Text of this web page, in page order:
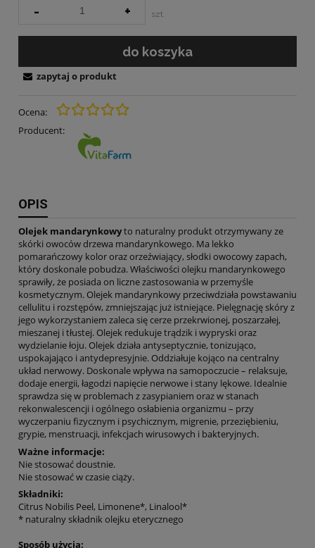
- + szt.
do koszyka
Ocena:
Producent:
zapytaj o produkt
OPIS
Olejek mandarynkowyto naturalny produkt otrzymywany ze
skórki owoców drzewa mandarynkowego. Ma lekko
pomarańczowy kolor oraz orzeźwiający, słodki owocowy zapach,
który doskonale pobudza. Właściwości olejku mandarynkowego
sprawiły, że posiada on liczne zastosowania w przemyśle
kosmetycznym. Olejek mandarynkowy przeciwdziała powstawaniu
cellulitu i rozstępów, zmniejszając już istniejące. Pielęgnację skóry z
jego wykorzystaniem zaleca się cerze przekrwionej, poszarzałej,
mieszanej i tłustej. Olejek redukuje trądzik i wypryski oraz
wydzielanie łoju. Olejek działa antyseptycznie, tonizująco,
uspokajająco i antydepresyjnie. Oddziałuje kojąco na centralny
układ nerwowy. Doskonale wpływa na samopoczucie – relaksuje,
dodaje energii, łagodzi napięcie nerwowe i stany lękowe. Idealnie
sprawdza się w problemach z zasypianiem oraz w stanach
rekonwalescencji i ogólnego osłabienia organizmu – przy
wyczerpaniu fizycznym i psychicznym, migrenie, przeziębieniu,
grypie, menstruacji, infekcjach wirusowych i bakteryjnych.
Ważne informacje:
Nie stosować doustnie.
Nie stosować w czasie ciąży.
Składniki:
Citrus Nobilis Peel, Limonene*, Linalool*
* naturalny składnik olejku eterycznego
Sposób użycia: